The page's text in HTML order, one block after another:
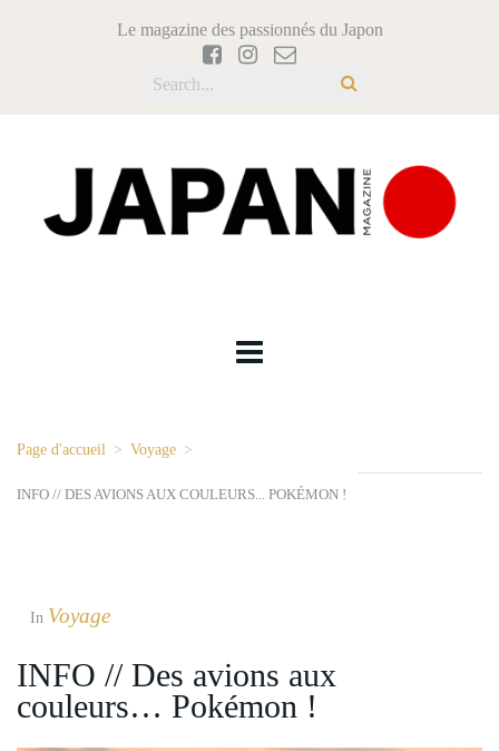
Le magazine des passionnés du Japon
Page d'accueil > Voyage >
INFO // DES AVIONS AUX COULEURS... POKÉMON !
In Voyage
INFO // Des avions aux
couleurs… Pokémon !